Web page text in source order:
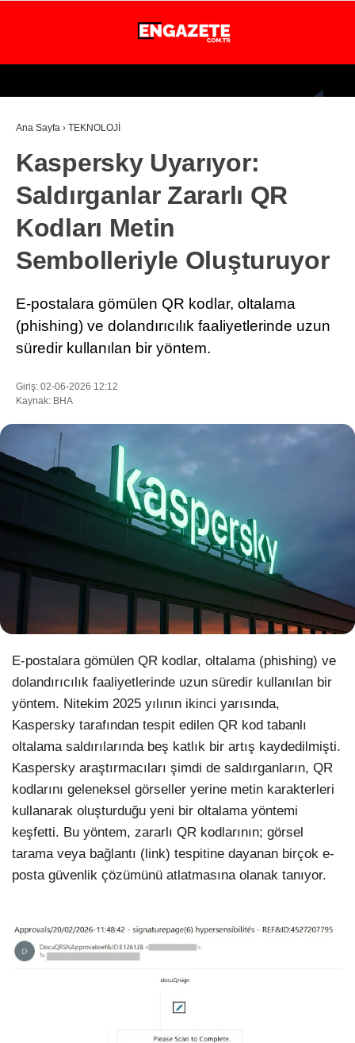
Instagram
Youtube
Pinterest
Dribbble
LinkedIn
26.1
İSTANBUL
GÜNDEM
EKONOMİ
DÜNYA
MAGAZİN
SPOR
TEKNOLOJİ
EĞİTİM
Ana Sayfa › TEKNOLOJİ
Kaspersky Uyarıyor:
Saldırganlar Zararlı QR
Kodları Metin
Sembolleriyle Oluşturuyor
E-postalara gömülen QR kodlar, oltalama
(phishing) ve dolandırıcılık faaliyetlerinde uzun
süredir kullanılan bir yöntem.
Giriş: 02-06-2026 12:12
Kaynak: BHA
E-postalara gömülen QR kodlar, oltalama (phishing) ve
dolandırıcılık faaliyetlerinde uzun süredir kullanılan bir
yöntem. Nitekim 2025 yılının ikinci yarısında,
Kaspersky tarafından tespit edilen QR kod tabanlı
oltalama saldırılarında beş katlık bir artış kaydedilmişti.
Kaspersky araştırmacıları şimdi de saldırganların, QR
kodlarını geleneksel görseller yerine metin karakterleri
kullanarak oluşturduğu yeni bir oltalama yöntemi
keşfetti. Bu yöntem, zararlı QR kodlarının; görsel
tarama veya bağlantı (link) tespitine dayanan birçok e-
posta güvenlik çözümünü atlatmasına olanak tanıyor.